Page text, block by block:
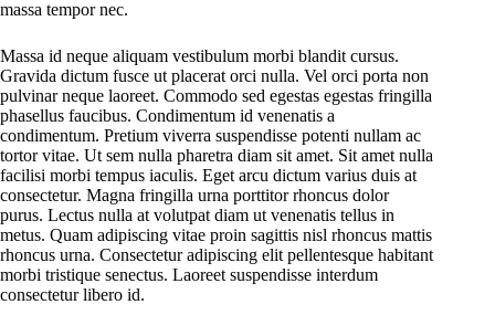
massa tempor nec.
Massa id neque aliquam vestibulum morbi blandit cursus.
Gravida dictum fusce ut placerat orci nulla. Vel orci porta non
pulvinar neque laoreet. Commodo sed egestas egestas fringilla
phasellus faucibus. Condimentum id venenatis a
condimentum. Pretium viverra suspendisse potenti nullam ac
tortor vitae. Ut sem nulla pharetra diam sit amet. Sit amet nulla
facilisi morbi tempus iaculis. Eget arcu dictum varius duis at
consectetur. Magna fringilla urna porttitor rhoncus dolor
purus. Lectus nulla at volutpat diam ut venenatis tellus in
metus. Quam adipiscing vitae proin sagittis nisl rhoncus mattis
rhoncus urna. Consectetur adipiscing elit pellentesque habitant
morbi tristique senectus. Laoreet suspendisse interdum
consectetur libero id.